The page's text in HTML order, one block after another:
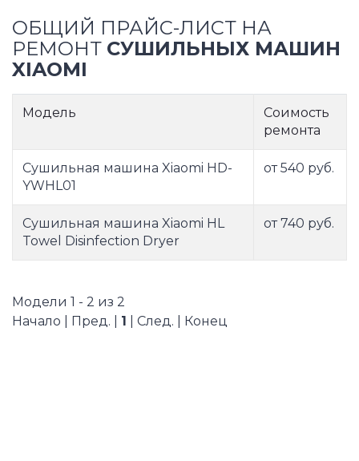
ОБЩИЙ ПРАЙС-ЛИСТ НА
РЕМОНТ СУШИЛЬНЫХ МАШИН
XIAOMI
Модель
Соимость
ремонта
Сушильная машина Xiaomi HD-
YWHL01
от 540 руб.
Сушильная машина Xiaomi HL
Towel Disinfection Dryer
от 740 руб.
Модели 1 - 2 из 2
Начало | Пред. | 1 | След. | Конец